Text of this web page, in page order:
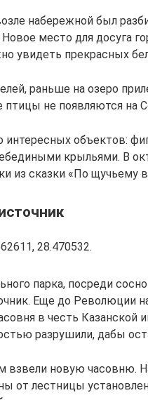
набережной был
место для досуга
увидеть прекрасных
раньше на озеро
птицы не появляются на
интересных объектов:
крыльями. В
из сказки «По щучьему
28.470532.
парка, посреди
Еще до Революции
в честь
разрушили, дабы
взвели новую часовню.
от лестницы